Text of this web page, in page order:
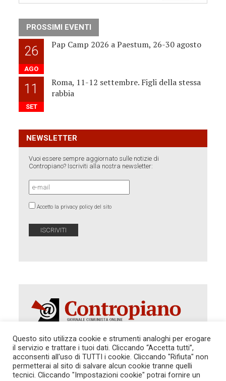
PROSSIMI EVENTI
26
AGO
Pap Camp 2026 a Paestum, 26-30 agosto
11
SET
Roma, 11-12 settembre. Figli della stessa
rabbia
NEWSLETTER
Vuoi essere sempre aggiornato sulle notizie di
Contropiano? Iscriviti alla nostra newsletter:
Accetto la privacy policy del sito
Autorizzazione del Tribunale di Roma 286 del 31
dicembre 2014. Direttore Responsabile: Sergio
Cararo. Indirizzo: V.Casalbruciato 27- sc. B - 00159
Questo sito utilizza cookie e strumenti analoghi per erogare
il servizio e trattare i tuoi dati. Cliccando “Accetta tutti”,
acconsenti all'uso di TUTTI i cookie. Cliccando "Rifiuta" non
permetterai al sito di salvare alcun cookie tranne quelli
tecnici. Cliccando "Impostazioni cookie" potrai fornire un